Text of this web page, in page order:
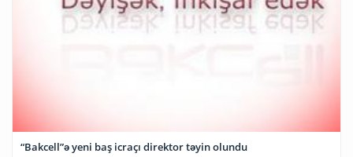
“Bakcell”ə yeni baş icraçı direktor təyin olundu